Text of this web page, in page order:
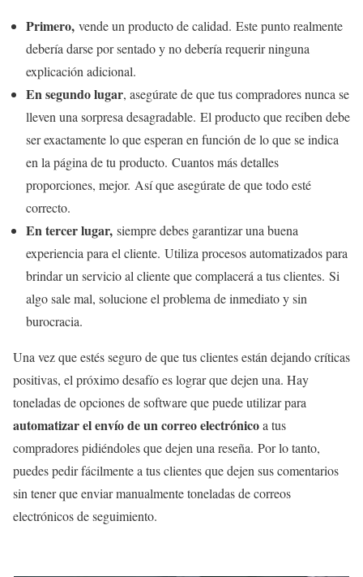
Primero, vende un producto de calidad. Este punto realmente
debería darse por sentado y no debería requerir ninguna
explicación adicional.
En segundo lugar, asegúrate de que tus compradores nunca se
lleven una sorpresa desagradable. El producto que reciben debe
ser exactamente lo que esperan en función de lo que se indica
en la página de tu producto. Cuantos más detalles
proporciones, mejor. Así que asegúrate de que todo esté
correcto.
En tercer lugar, siempre debes garantizar una buena
experiencia para el cliente. Utiliza procesos automatizados para
brindar un servicio al cliente que complacerá a tus clientes. Si
algo sale mal, solucione el problema de inmediato y sin
burocracia.
Una vez que estés seguro de que tus clientes están dejando críticas
positivas, el próximo desafío es lograr que dejen una. Hay
toneladas de opciones de software que puede utilizar para
automatizar el envío de un correo electrónicoa tus
compradores pidiéndoles que dejen una reseña. Por lo tanto,
puedes pedir fácilmente a tus clientes que dejen sus comentarios
sin tener que enviar manualmente toneladas de correos
electrónicos de seguimiento.